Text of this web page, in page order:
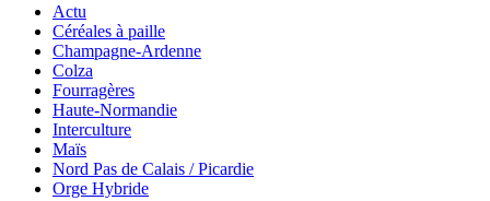
Actu
Céréales à paille
Champagne-Ardenne
Colza
Fourragères
Haute-Normandie
Interculture
Maïs
Nord Pas de Calais / Picardie
Orge Hybride